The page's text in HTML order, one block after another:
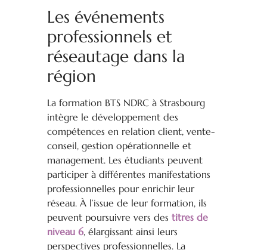
Les événements
professionnels et
réseautage dans la
région
La formation BTS NDRC à Strasbourg
intègre le développement des
compétences en relation client, vente-
conseil, gestion opérationnelle et
management. Les étudiants peuvent
participer à différentes manifestations
professionnelles pour enrichir leur
réseau. À l’issue de leur formation, ils
peuvent poursuivre vers des titres de
niveau 6, élargissant ainsi leurs
perspectives professionnelles. La